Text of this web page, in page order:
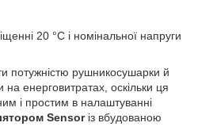
20 °С і номінальної напруги
потужністю рушникосушарки й
енерговитратах, оскільки ця
і простим в налаштуванні
Sensorіз вбудованою